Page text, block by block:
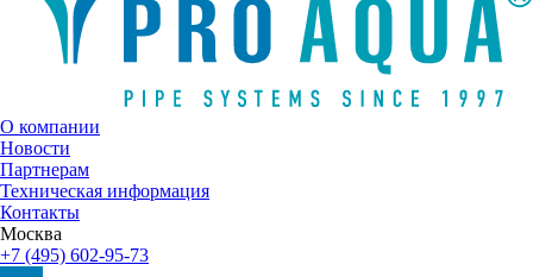
О компании
Новости
Партнерам
Техническая информация
Контакты
Москва
+7 (495) 602-95-73